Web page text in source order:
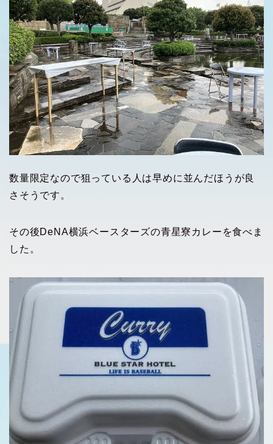
数量限定なので狙っている人は早めに並んだほうが良
さそうです。
その後DeNA横浜ベースターズの青星寮カレーを食べま
した。